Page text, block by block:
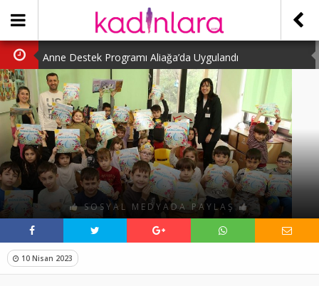
Anne Destek Programı Aliağa’da Uygulandı
Türk Halk Oyunları Topluluğu Büyüledi
Kübra Kuş “Kadınlar Sporda Öncü ve Güçlü”
Çocuklara Özel Kaplumbağa Etkinliği
Kübra Engellilere Umut Oluyor
SOSYAL MEDYADA PAYLAŞ
10 Nisan 2023